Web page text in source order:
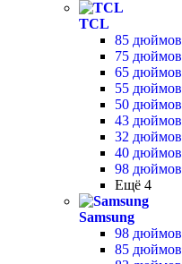
TCL
85 дюймов
75 дюймов
65 дюймов
55 дюймов
50 дюймов
43 дюймов
32 дюймов
40 дюймов
98 дюймов
Ещё 4
Samsung
98 дюймов
85 дюймов